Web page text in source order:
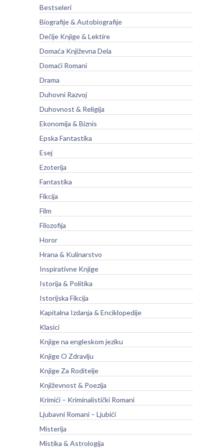
Bestseleri
Biografije & Autobiografije
Dečije Knjige & Lektire
Domaća Književna Dela
Domaći Romani
Drama
Duhovni Razvoj
Duhovnost & Religija
Ekonomija & Biznis
Epska Fantastika
Esej
Ezoterija
Fantastika
Fikcija
Film
Filozofija
Horor
Hrana & Kulinarstvo
Inspirativne Knjige
Istorija & Politika
Istorijska Fikcija
Kapitalna Izdanja & Enciklopedije
Klasici
Knjige na engleskom jeziku
Knjige O Zdravlju
Knjige Za Roditelje
Književnost & Poezija
Krimići – Kriminalistički Romani
Ljubavni Romani – Ljubići
Misterija
Mistika & Astrologija